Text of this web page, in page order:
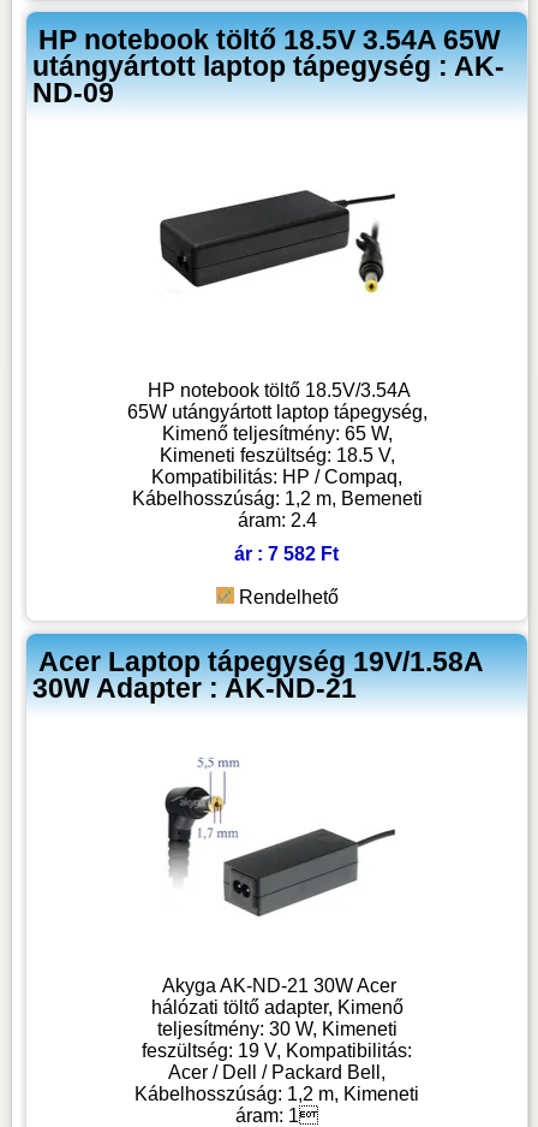
HP notebook töltő 18.5V 3.54A 65W
utángyártott laptop tápegység : AK-
ND-09
HP notebook töltő 18.5V/3.54A
65W utángyártott laptop tápegység,
Kimenő teljesítmény: 65 W,
Kimeneti feszültség: 18.5 V,
Kompatibilitás: HP / Compaq,
Kábelhosszúság: 1,2 m, Bemeneti
áram: 2.4
ár : 7 582 Ft
Rendelhető
Acer Laptop tápegység 19V/1.58A
30W Adapter : AK-ND-21
Akyga AK-ND-21 30W Acer
hálózati töltő adapter, Kimenő
teljesítmény: 30 W, Kimeneti
feszültség: 19 V, Kompatibilitás:
Acer / Dell / Packard Bell,
Kábelhosszúság: 1,2 m, Kimeneti
áram: 1